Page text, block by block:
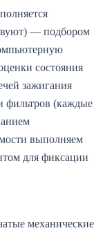
— подбором
состояния
зажигания
фильтров (каждые
выполняем
для фиксации
механические